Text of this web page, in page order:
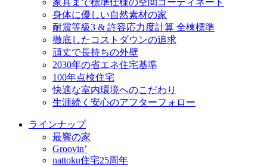
家具まで標準仕様の空間コーディネート
身体に優しい自然素材の家
耐震等級3 & 許容応力度計算 全棟標準
徹底したコストダウンの追求
頑丈で長持ちの外壁
2030年の省エネ住宅基準
100年点検住宅
快適な室内環境へのこだわり
生涯続く安心のアフターフォロー
ラインナップ
最響の家
Groovin’
nattoku住宅25周年